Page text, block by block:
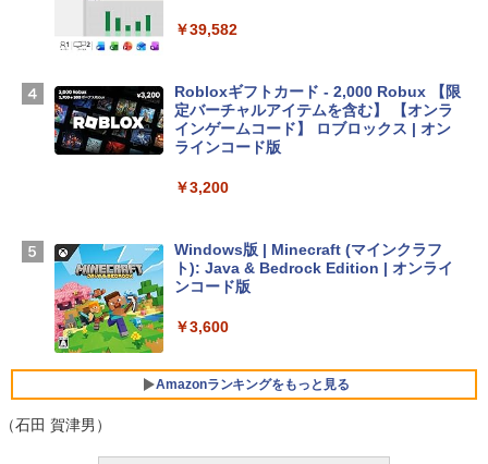
igence、13.6インチLiquid Retinaディ
ームカメラ、日本語キーボード、Touch I
D - シルバー
￥261,414
SSD インテル Core 5
￥129,800
Core i5/16GB/SSD 512GB/ホワイト) FM
VWK3E15W_AZ
￥39,582
Robloxギフトカード - 2,000 Robux 【限
定バーチャルアイテムを含む】 【オンラ
インゲームコード】 ロブロックス | オン
ラインコード版
￥3,200
Windows版 | Minecraft (マインクラフ
ト): Java & Bedrock Edition | オンライ
ンコード版
￥3,600
Amazonランキングをもっと見る
（石田 賀津男）